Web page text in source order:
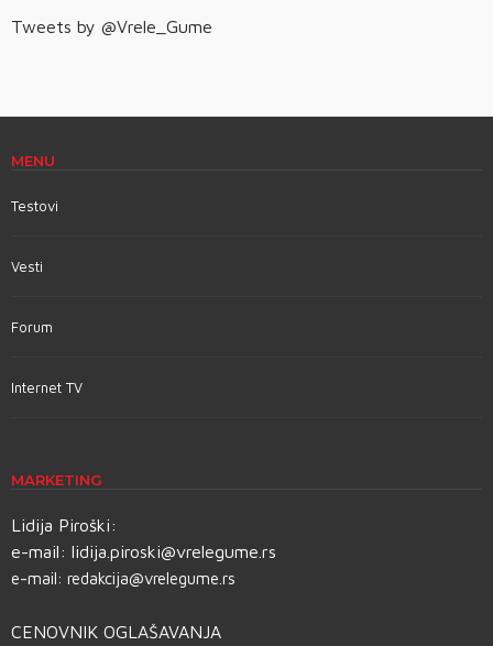
Tweets by @Vrele_Gume
MENU
Testovi
Vesti
Forum
Internet TV
MARKETING
Lidija Piroški:
e-mail: lidija.piroski@vrelegume.rs
e-mail: redakcija@vrelegume.rs
CENOVNIK OGLAŠAVANJA